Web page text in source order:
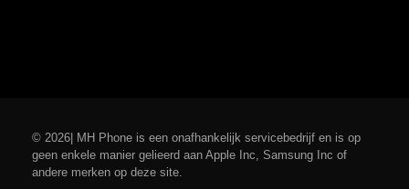
© 2026| MH Phone is een onafhankelijk servicebedrijf en is op
geen enkele manier gelieerd aan Apple Inc, Samsung Inc of
andere merken op deze site.